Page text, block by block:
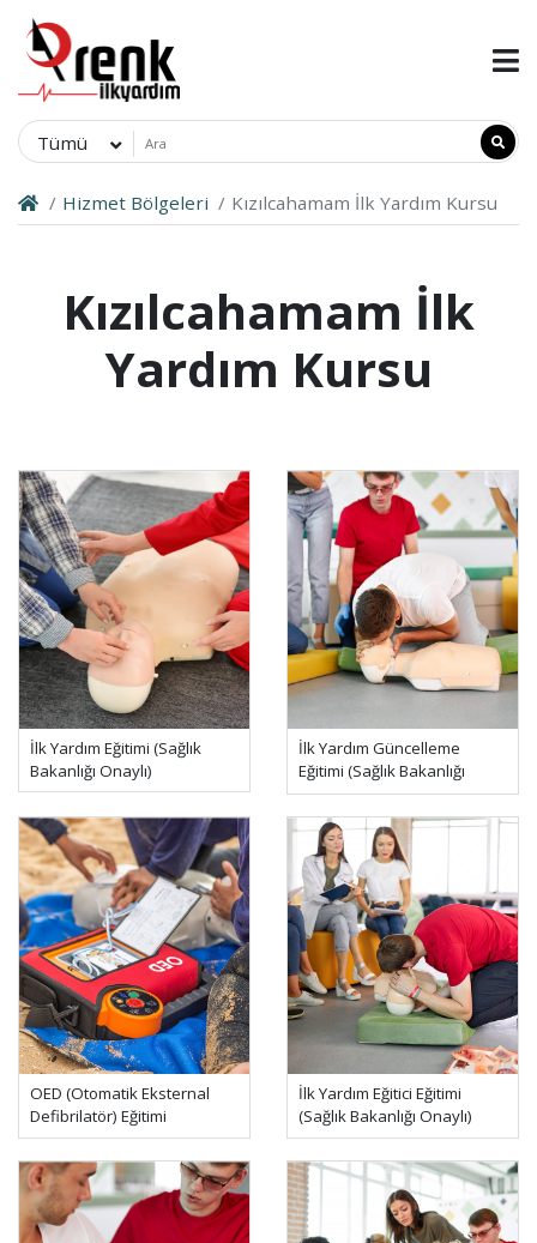
Tümü
Hizmet Bölgeleri Kızılcahamam İlk Yardım Kursu
Kızılcahamam İlk
Yardım Kursu
İlk Yardım Eğitimi (Sağlık
Bakanlığı Onaylı)
İlk Yardım Güncelleme
Eğitimi (Sağlık Bakanlığı
Onaylı)
OED (Otomatik Eksternal
Defibrilatör) Eğitimi
İlk Yardım Eğitici Eğitimi
(Sağlık Bakanlığı Onaylı)